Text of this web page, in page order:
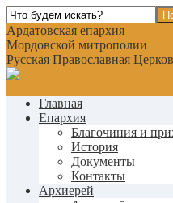
Ардатовская епархия
Мордовской митрополии
Русская Православная
Главная
Епархия
Благочиния и
История
Документы
Контакты
Архиерей